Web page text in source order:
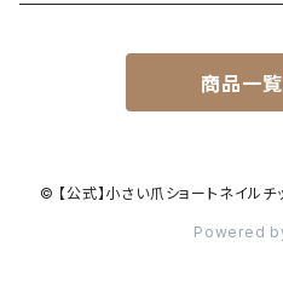
黄色
星柄
商品一
© 【公式】小さい爪ショートネイ
Powered